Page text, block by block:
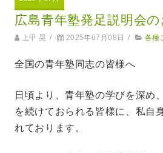
広島青年塾発足説明会
上甲 晃 / 2025年07月08日 / 各種
全国の青年塾同志の皆様へ
日頃より、青年塾の学びを深め
を続けておられる皆様に、私自
れております。